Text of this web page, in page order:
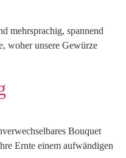
mehrsprachig, spannend
woher unsere Gewürze
Bouquet
Ernte einem aufwändigen